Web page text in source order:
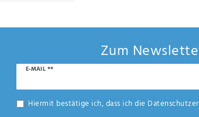
Zum
E-MAIL **
Newsletter
Hiermit bestätige ich, dass ich die